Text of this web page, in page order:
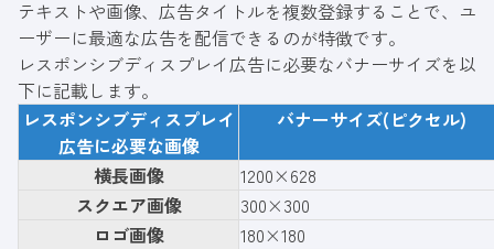
テキストや画像、広告タイトルを複数登録することで、ユ
ーザーに最適な広告を配信できるのが特徴です。
レスポンシブディスプレイ広告に必要なバナーサイズを以
下に記載します。
レスポンシブディスプレイ
広告に必要な画像
バナーサイズ(ピクセル)
横長画像
1200×628
スクエア画像
300×300
ロゴ画像
180×180